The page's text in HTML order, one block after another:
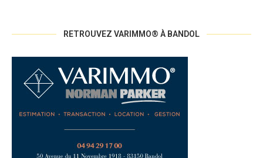
RETROUVEZ VARIMMO® À BANDOL